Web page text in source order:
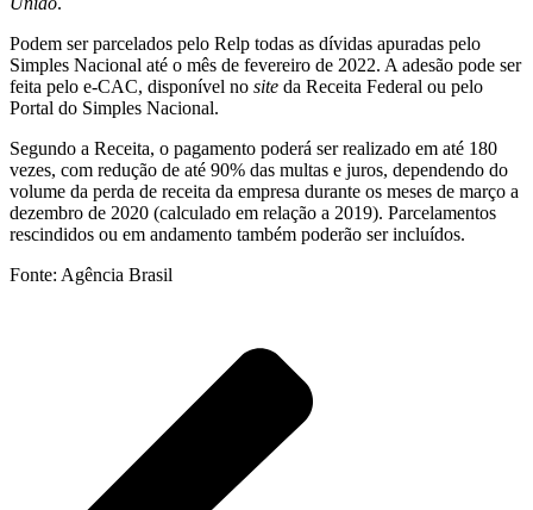
Podem ser parcelados pelo Relp todas as dívidas apuradas pelo
Simples Nacional até o mês de fevereiro de 2022. A adesão pode ser
feita pelo e-CAC, disponível no site da Receita Federal ou pelo
Portal do Simples Nacional.
Segundo a Receita, o pagamento poderá ser realizado em até 180
vezes, com redução de até 90% das multas e juros, dependendo do
volume da perda de receita da empresa durante os meses de março a
dezembro de 2020 (calculado em relação a 2019). Parcelamentos
rescindidos ou em andamento também poderão ser incluídos.
Fonte: Agência Brasil